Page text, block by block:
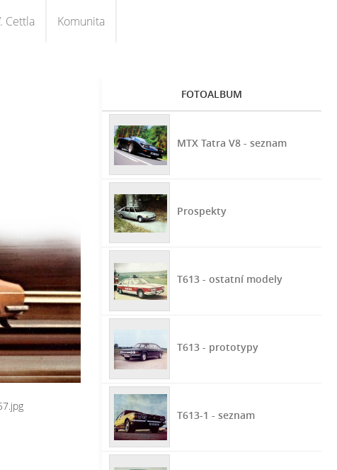
Cettla Komunita
FOTOALBUM
MTX Tatra V8 - seznam
Prospekty
T613 - ostatní modely
T613 - prototypy
T613-1 - seznam